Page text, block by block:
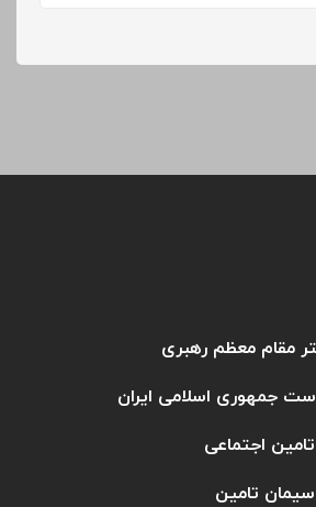
مقام معظم رهبری
جمهوری اسلامی ایران
اجتماعی
تامین